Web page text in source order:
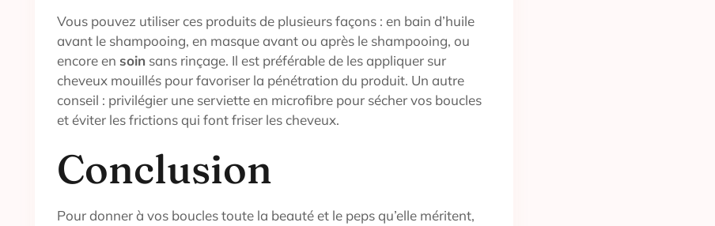
Vous pouvez utiliser ces produits de plusieurs façons : en bain d’huile
avant le shampooing, en masque avant ou après le shampooing, ou
encore en soin sans rinçage. Il est préférable de les appliquer sur
cheveux mouillés pour favoriser la pénétration du produit. Un autre
conseil : privilégier une serviette en microfibre pour sécher vos boucles
et éviter les frictions qui font friser les cheveux.
Conclusion
Pour donner à vos boucles toute la beauté et le peps qu’elle méritent,